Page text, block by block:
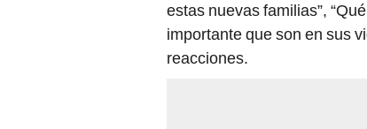
estas nuevas familias”,
importante que son en sus
reacciones.